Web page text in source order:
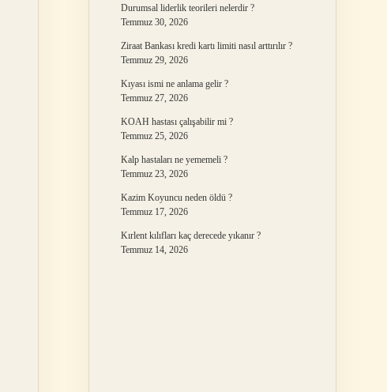
Durumsal liderlik teorileri nelerdir ?
Temmuz 30, 2026
Ziraat Bankası kredi kartı limiti nasıl arttırılır ?
Temmuz 29, 2026
Kıyası ismi ne anlama gelir ?
Temmuz 27, 2026
KOAH hastası çalışabilir mi ?
Temmuz 25, 2026
Kalp hastaları ne yememeli ?
Temmuz 23, 2026
Kazim Koyuncu neden öldü ?
Temmuz 17, 2026
Kırlent kılıfları kaç derecede yıkanır ?
Temmuz 14, 2026